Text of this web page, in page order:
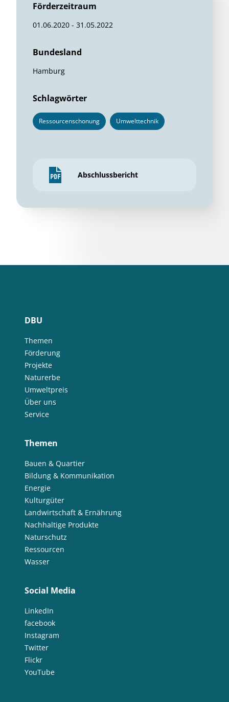
Förderzeitraum
01.06.2020 - 31.05.2022
Bundesland
Hamburg
Schlagwörter
Ressourcenschonung Umwelttechnik
Abschlussbericht
DBU
Themen
Förderung
Projekte
Naturerbe
Umweltpreis
Über uns
Service
Themen
Bauen & Quartier
Bildung & Kommunikation
Energie
Kulturgüter
Landwirtschaft & Ernährung
Nachhaltige Produkte
Naturschutz
Ressourcen
Wasser
Social Media
LinkedIn
facebook
Instagram
Twitter
Flickr
YouTube